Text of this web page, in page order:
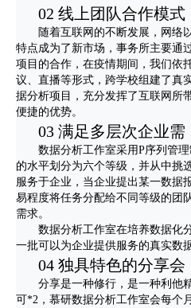
02 线上团队合作模式
随着互联网的不断发展，网络
特点成为了新市场，事务所主要通
项目的合作，在疫情期间，我们依
议、直播等形式，跨学校组建了真
据分析项目，充分发挥了互联网所
便捷的优势。
03 满足多层次企业需
数据分析工作室采用P序列管
的水平划分为六个等级，并从中挑
服务于企业，当企业提出某一数据
易程度将任务分配给不同等级的团
需求。
数据分析工作室在培养数据化
一批可以为企业提供服务的真实数
04 独具特色的分享会
分享是一种修行，是一种利他
可*2，慕研数据分析工作室会每个